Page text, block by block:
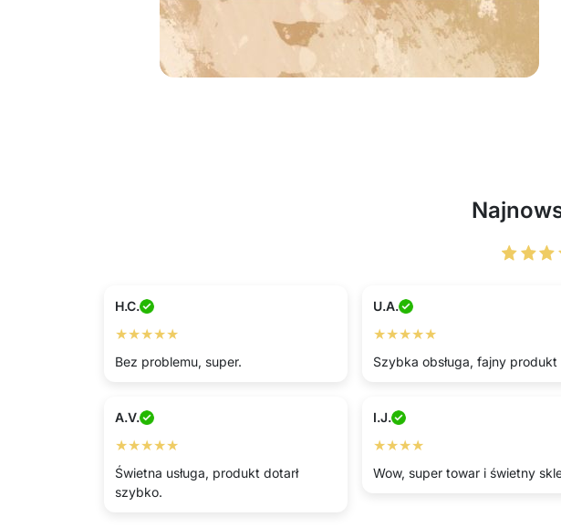
H.C.
★★★★★
Bez problemu, super.
U.A.
★★★★★
Szybka obsługa, fajny produkt
A.V.
★★★★★
Świetna usługa, produkt dotarł
szybko.
I.J.
★★★★
Wow, super towar i świetny